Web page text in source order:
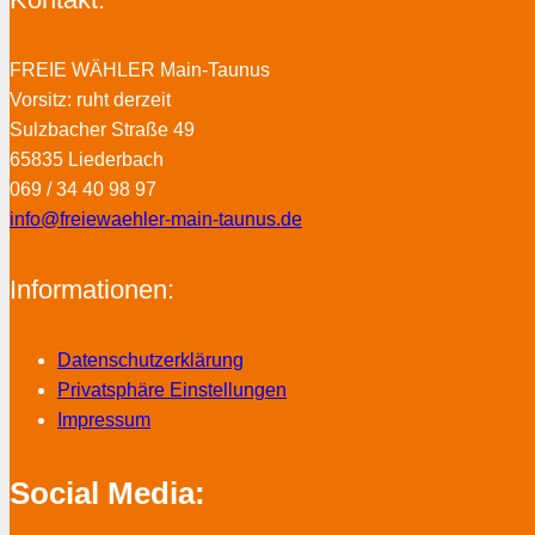
FREIE WÄHLER Main-Taunus
Vorsitz: ruht derzeit
Sulzbacher Straße 49
65835 Liederbach
069 / 34 40 98 97
info@freiewaehler-main-taunus.de
Informationen:
Datenschutzerklärung
Privatsphäre Einstellungen
Impressum
Social Media: